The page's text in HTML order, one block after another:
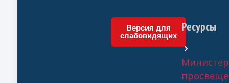
Версия для
слабовидящих
Ресурсы